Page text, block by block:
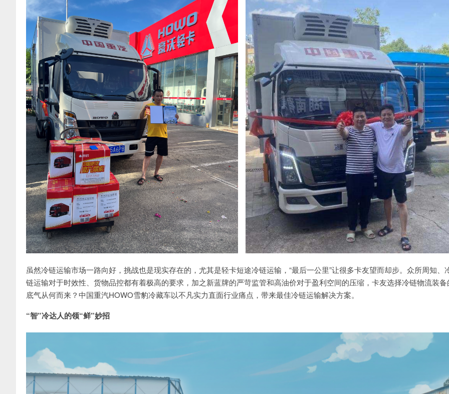
虽然冷链运输市场一路向好，挑战也是现实存在的，尤其是轻卡短途冷链运输，“最后一公里”让很多卡友望而却步。众所周知、
链运输对于时效性、货物品控都有着极高的要求，加之新蓝牌的严苛监管和高油价对于盈利空间的压缩，卡友选择冷链物流装备
底气从何而来？中国重汽HOWO雪豹冷藏车以不凡实力直面行业痛点，带来最佳冷链运输解决方案。
“智”冷达人的领“鲜”妙招